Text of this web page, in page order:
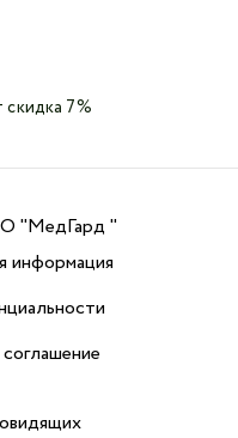
скидка 7%
"МедГард "
информация